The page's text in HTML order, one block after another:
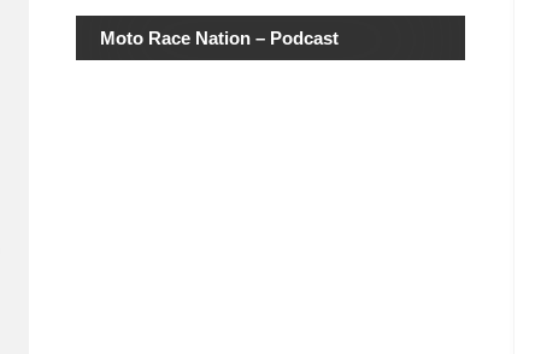
Moto Race Nation – Podcast